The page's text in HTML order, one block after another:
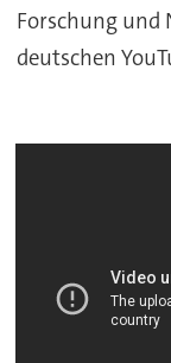
Forschung und
deutschen